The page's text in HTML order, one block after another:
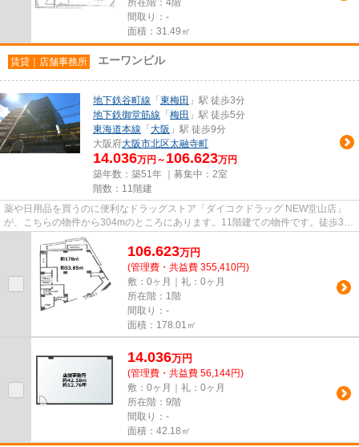
所在階：4階
間取り：-
面積：31.49㎡
賃貸｜店舗事務所 エーワンビル
地下鉄谷町線 「 東梅田 」駅 徒歩3分
地下鉄御堂筋線 「 梅田 」駅 徒歩5分
東海道本線 「 大阪 」駅 徒歩9分
大阪府大阪市北区太融寺町
14.036万円～ 106.623万円
築年数：築51年 ｜募集中： 2室
階数：11階建
薬や日用品を買うのに便利なドラッグストア「ダイコクドラッグ NEW堂山店」
が、こちらの物件から304mのところにあります。11階建ての物件です。徒歩3分
の距離に駅がある物件で、アクセ...
106.623万円
(管理費・共益費 355,410円)
敷：0ヶ月｜礼：0ヶ月
所在階：1階
間取り：-
面積：178.01㎡
14.036万円
(管理費・共益費 56,144円)
敷：0ヶ月｜礼：0ヶ月
所在階：9階
間取り：-
面積：42.18㎡